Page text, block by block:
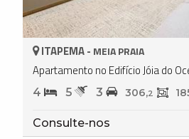
ITAPEMA - MEIA PRAIA
Apartamento no Edifício Jóia do
4 5 3 306,2
Consulte-nos